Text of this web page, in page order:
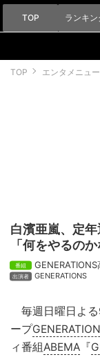
TOP ランキン
TOP エンタメニュ
白濱亜嵐、定
「何をやるの
GENERATIONS
毎週日曜日よる
ープ
ィ番組ABEMA 『